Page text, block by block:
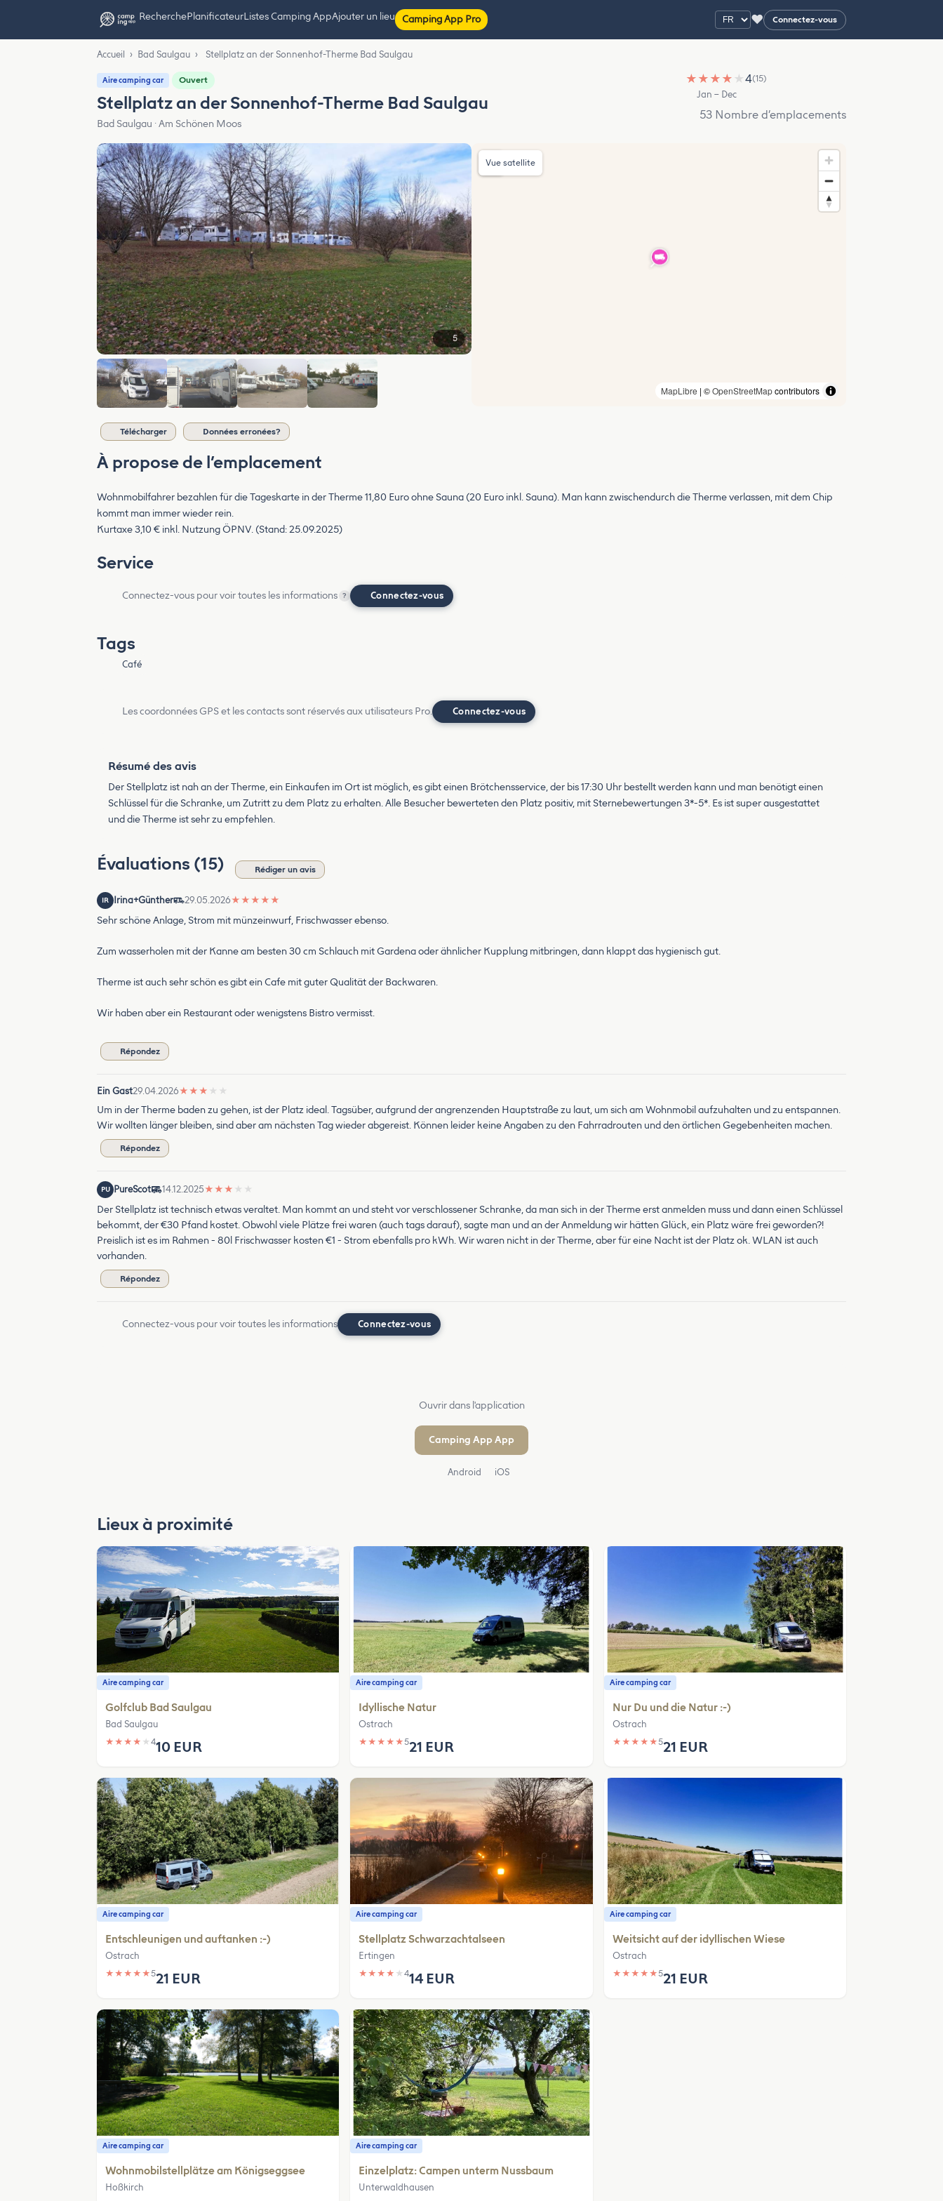
RecherchePlanificateurListes Camping AppAjouter un lieu Camping App Pro ♥ Connectez-vous
Accueil › Bad Saulgau › Stellplatz an der Sonnenhof-Therme Bad Saulgau
Aire camping car Ouvert
Stellplatz an der Sonnenhof-Therme Bad Saulgau
Bad Saulgau · Am Schönen Moos
★ ★ ★ ★ ★4(15)
Jan – Dec
53 Nombre d’emplacements
5
MapLibre | ©OpenStreetMapcontributors
Vue satellite
Télécharger Données erronées?
À propose de l’emplacement
Wohnmobilfahrer bezahlen für die Tageskarte in der Therme 11,80 Euro ohne Sauna (20 Euro inkl. Sauna). Man kann zwischendurch die Therme verlassen, mit dem Chip
kommt man immer wieder rein.
Kurtaxe 3,10 € inkl. Nutzung ÖPNV. (Stand: 25.09.2025)
Service
Connectez-vous pour voir toutes les informations ? Connectez-vous
Tags
Café
Les coordonnées GPS et les contacts sont réservés aux utilisateurs Pro. Connectez-vous
Résumé des avis
Der Stellplatz ist nah an der Therme, ein Einkaufen im Ort ist möglich, es gibt einen Brötchensservice, der bis 17:30 Uhr bestellt werden kann und man benötigt einen
Schlüssel für die Schranke, um Zutritt zu dem Platz zu erhalten. Alle Besucher bewerteten den Platz positiv, mit Sternebewertungen 3*-5*. Es ist super ausgestattet
und die Therme ist sehr zu empfehlen.
Évaluations (15) Rédiger un avis
IR Irina+Günther 29.05.2026★ ★ ★ ★ ★
Sehr schöne Anlage, Strom mit münzeinwurf, Frischwasser ebenso.
Zum wasserholen mit der Kanne am besten 30 cm Schlauch mit Gardena oder ähnlicher Kupplung mitbringen, dann klappt das hygienisch gut.
Therme ist auch sehr schön es gibt ein Cafe mit guter Qualität der Backwaren.
Wir haben aber ein Restaurant oder wenigstens Bistro vermisst.
Répondez
Ein Gast29.04.2026★ ★ ★ ★ ★
Um in der Therme baden zu gehen, ist der Platz ideal. Tagsüber, aufgrund der angrenzenden Hauptstraße zu laut, um sich am Wohnmobil aufzuhalten und zu entspannen.
Wir wollten länger bleiben, sind aber am nächsten Tag wieder abgereist. Können leider keine Angaben zu den Fahrradrouten und den örtlichen Gegebenheiten machen.
Répondez
PU PureScot 14.12.2025★ ★ ★ ★ ★
Der Stellplatz ist technisch etwas veraltet. Man kommt an und steht vor verschlossener Schranke, da man sich in der Therme erst anmelden muss und dann einen Schlüssel
bekommt, der €30 Pfand kostet. Obwohl viele Plätze frei waren (auch tags darauf), sagte man und an der Anmeldung wir hätten Glück, ein Platz wäre frei geworden?!
Preislich ist es im Rahmen - 80l Frischwasser kosten €1 - Strom ebenfalls pro kWh. Wir waren nicht in der Therme, aber für eine Nacht ist der Platz ok. WLAN ist auch
vorhanden.
Répondez
Connectez-vous pour voir toutes les informations Connectez-vous
Ouvrir dans l'application
Camping App App
Android iOS
Lieux à proximité
Aire camping car
Golfclub Bad Saulgau
Bad Saulgau
★ ★ ★ ★ ★ 410 EUR
Aire camping car
Idyllische Natur
Ostrach
★ ★ ★ ★ ★521 EUR
Aire camping car
Nur Du und die Natur :-)
Ostrach
★ ★ ★ ★ ★521 EUR
Aire camping car
Entschleunigen und auftanken :-)
Ostrach
★ ★ ★ ★ ★521 EUR
Aire camping car
Stellplatz Schwarzachtalseen
Ertingen
★ ★ ★ ★ ★414 EUR
Aire camping car
Weitsicht auf der idyllischen Wiese
Ostrach
★ ★ ★ ★ ★521 EUR
Aire camping car
Wohnmobilstellplätze am Königseggsee
Hoßkirch
Aire camping car
Einzelplatz: Campen unterm Nussbaum
Unterwaldhausen